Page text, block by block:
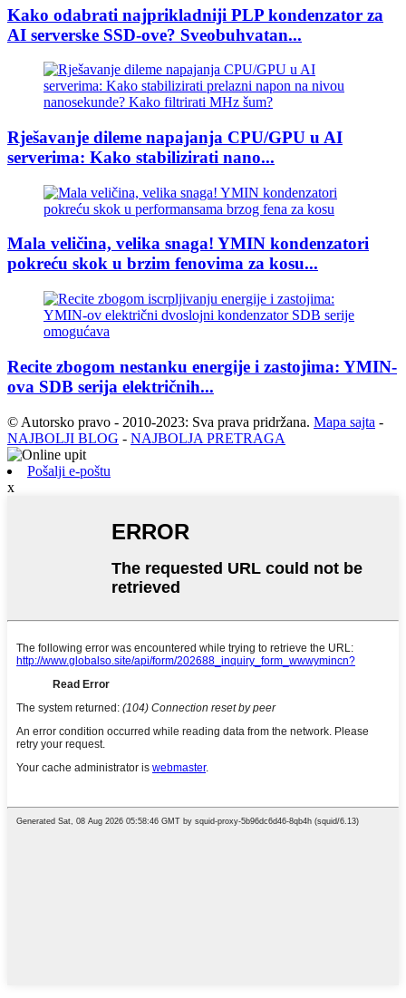
Kako odabrati najprikladniji PLP kondenzator za
AI serverske SSD-ove? Sveobuhvatan...
Rješavanje dileme napajanja CPU/GPU u AI
serverima: Kako stabilizirati nano...
Mala veličina, velika snaga! YMIN kondenzatori
pokreću skok u brzim fenovima za kosu...
Recite zbogom nestanku energije i zastojima: YMIN-
ova SDB serija električnih...
© Autorsko pravo - 2010-2023: Sva prava pridržana. Mapa sajta -
NAJBOLJI BLOG - NAJBOLJA PRETRAGA
Pošalji e-poštu
x